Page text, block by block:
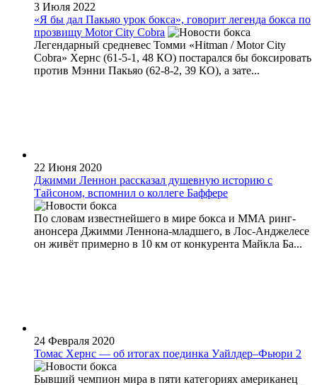
3 Июля 2022
«Я бы дал Пакьяо урок бокса», говорит легенда бокса по
прозвищу Motor City Cobra
Легендарный средневес Томми «Hitman / Motor City
Cobra» Хернс (61-5-1, 48 КО) постарался бы боксировать
против Мэнни Пакьяо (62-8-2, 39 КО), а зате...
22 Июня 2020
Джимми Леннон рассказал душевную историю с
Тайсоном, вспомнил о коллеге Баффере
По словам известнейшего в мире бокса и ММА ринг-
анонсера Джимми Леннона-младшего, в Лос-Анджелесе
он живёт примерно в 10 км от конкурента Майкла Ба...
24 Февраля 2020
Томас Хернс — об итогах поединка Уайлдер–Фьюри 2
Бывший чемпион мира в пяти категориях американец